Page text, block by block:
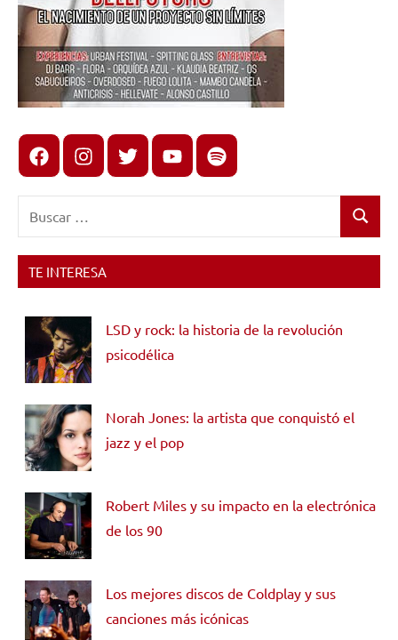
FacebookInstagram
X youtubespotify
Buscar
TE INTERESA
LSD y rock: la historia de la revolución
psicodélica
Norah Jones: la artista que conquistó el
jazz y el pop
Robert Miles y su impacto en la electrónica
de los 90
Los mejores discos de Coldplay y sus
canciones más icónicas